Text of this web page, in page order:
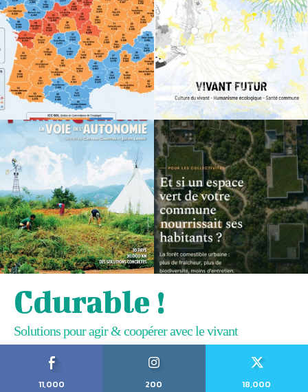
Cdurable !
Solutions pour agir & coopérer avec le vivant
11,000
200
18,000